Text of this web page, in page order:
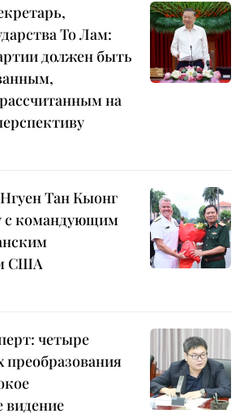
То Лам:
должен быть
на
Тан Кыонг
с командующим
США
четыре
преобразования
видение